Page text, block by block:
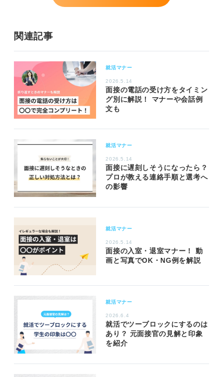
関連記事
就活マナー
2026.5.14
面接の電話の受け方をタイミン
グ別に解説！ マナーや会話例
文も
就活マナー
2026.5.14
面接に遅刻しそうになったら？
プロが教える連絡手順と選考へ
の影響
就活マナー
2026.5.14
面接の入室・退室マナー！ 動
画と写真でOK・NG例を解説
就活マナー
2026.6.4
就活でツーブロックにするのは
あり？ 元面接官の見解と印象
を紹介